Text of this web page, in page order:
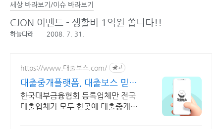
세상 바라보기/이슈 바라보기
CJON 이벤트 - 생활비 1억원 쏩니다!!
하늘다래 2008. 7. 31.
https://www.대출보스.com/ 광고
대출중개플랫폼, 대출보스 믿을
수 있는 대출업체 찾기!
한국대부금융협회 등록업체만 전국
대출업체가 모두 한곳에 대출중개사